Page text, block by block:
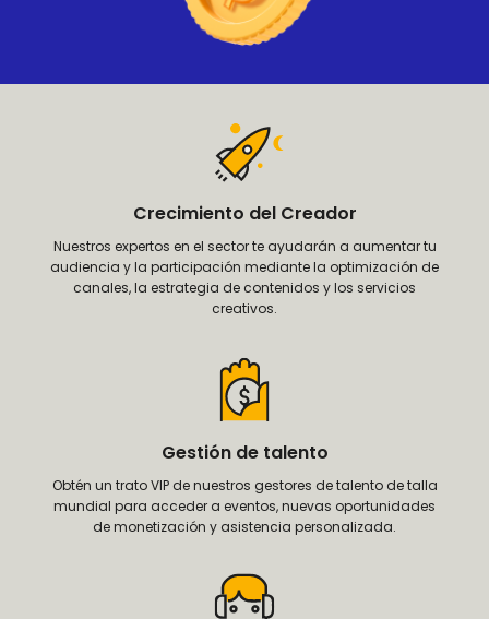
Crecimiento del Creador
Nuestros expertos en el sector te ayudarán a aumentar tu
audiencia y la participación mediante la optimización de
canales, la estrategia de contenidos y los servicios
creativos.
Gestión de talento
Obtén un trato VIP de nuestros gestores de talento de talla
mundial para acceder a eventos, nuevas oportunidades
de monetización y asistencia personalizada.